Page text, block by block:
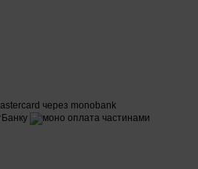
Ці насоси ефективні
Монтажники в котеджах
Ця категорія не